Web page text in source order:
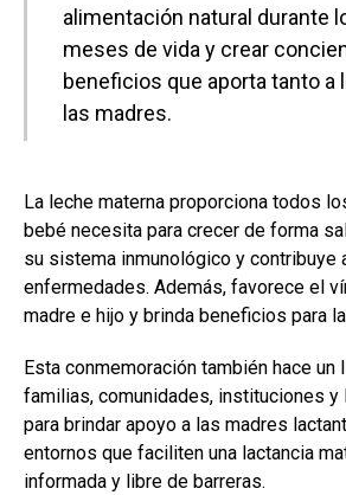
alimentación natural durante
meses de vida y crear
beneficios que aporta tanto a
las madres.
La leche materna proporciona todos
bebé necesita para crecer de forma
su sistema inmunológico y contribuye
enfermedades. Además, favorece el
madre e hijo y brinda beneficios para
Esta conmemoración también hace un
familias, comunidades, instituciones y
para brindar apoyo a las madres
entornos que faciliten una lactancia
informada y libre de barreras.